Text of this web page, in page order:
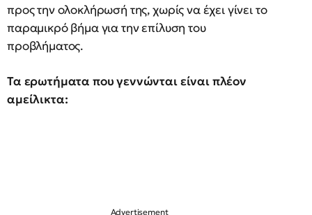
προς την ολοκλήρωσή της, χωρίς να έχει γίνει το
παραμικρό βήμα για την επίλυση του
προβλήματος.
Τα ερωτήματα που γεννώνται είναι πλέον
αμείλικτα: